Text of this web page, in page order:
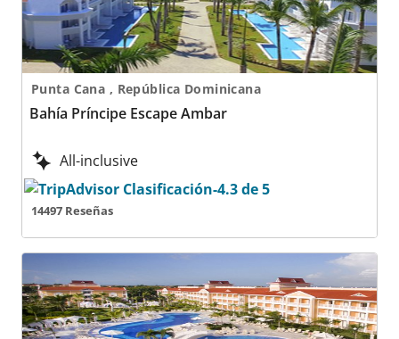
Punta Cana , República Dominicana
Bahía Príncipe Escape Ambar
All-inclusive
14497 Reseñas